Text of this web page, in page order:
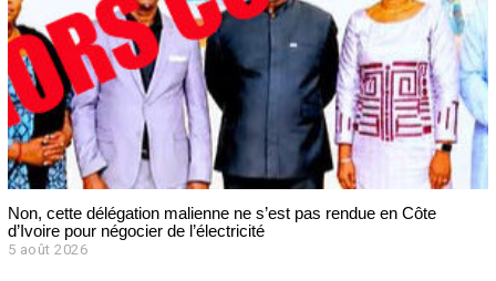
Non, cette délégation malienne ne s’est pas rendue en Côte
d’Ivoire pour négocier de l’électricité
5 août 2026